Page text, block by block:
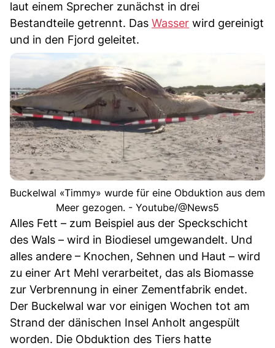
laut einem Sprecher zunächst in drei
Bestandteile getrennt. Das Wasser wird gereinigt
und in den Fjord geleitet.
Buckelwal «Timmy» wurde für eine Obduktion aus dem
Meer gezogen. - Youtube/@News5
Alles Fett – zum Beispiel aus der Speckschicht
des Wals – wird in Biodiesel umgewandelt. Und
alles andere – Knochen, Sehnen und Haut – wird
zu einer Art Mehl verarbeitet, das als Biomasse
zur Verbrennung in einer Zementfabrik endet.
Der Buckelwal war vor einigen Wochen tot am
Strand der dänischen Insel Anholt angespült
worden. Die Obduktion des Tiers hatte